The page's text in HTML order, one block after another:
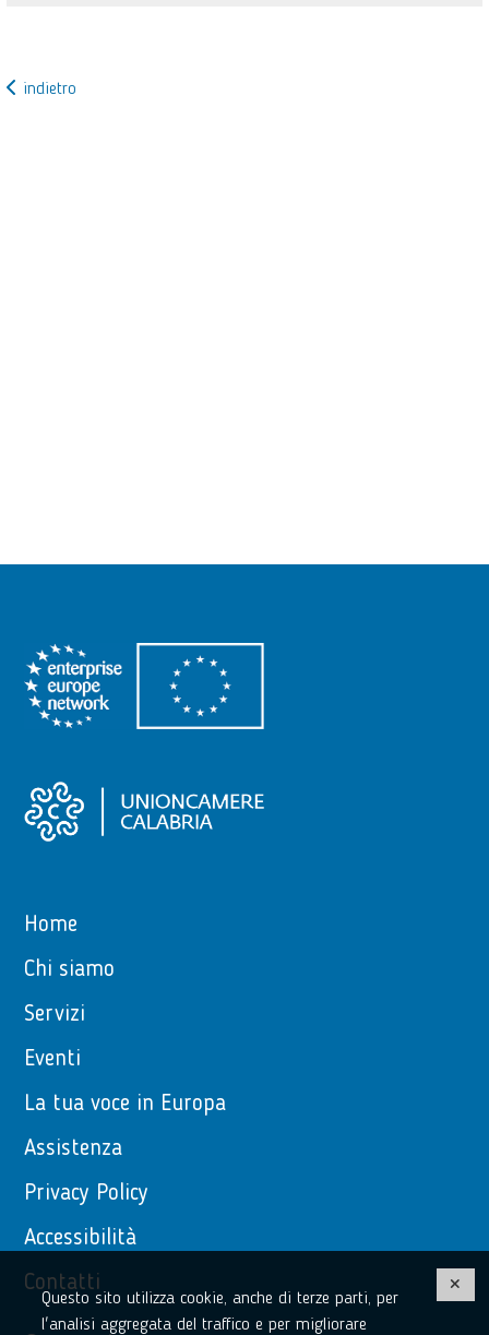
indietro
Home
Chi siamo
Servizi
Eventi
La tua voce in Europa
Assistenza
Privacy Policy
Accessibilità
Contatti
Questo sito utilizza cookie, anche di terze parti, per
l'analisi aggregata del traffico e per migliorare